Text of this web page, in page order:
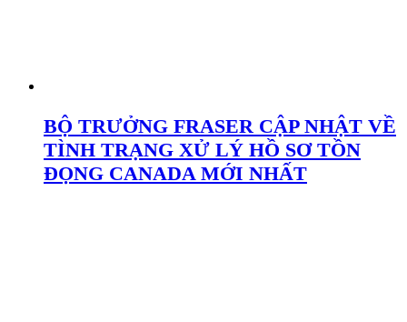
BỘ TRƯỞNG FRASER CẬP NHẬT VỀ
TÌNH TRẠNG XỬ LÝ HỒ SƠ TỒN
ĐỌNG CANADA MỚI NHẤT